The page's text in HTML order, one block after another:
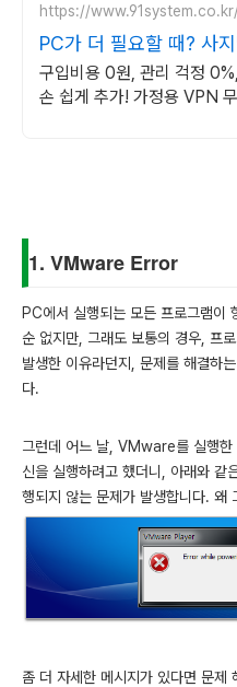
https://www.91system.co.kr/
PC가 더 필요할 때? 사
로 추가하세요
구입비용 0원, 관리 걱정
손 쉽게 추가! 가정용 VPN
1. VMware Error
PC에서 실행되는 모든 프로그램이
순 없지만, 그래도 보통의 경우, 프
발생한 이유라던지, 문제를 해결하
다.
그런데 어느 날, VMware를 실행한
신을 실행하려고 했더니, 아래와 같
행되지 않는 문제가 발생합니다. 왜
좀 더 자세한 메시지가 있다면 문제